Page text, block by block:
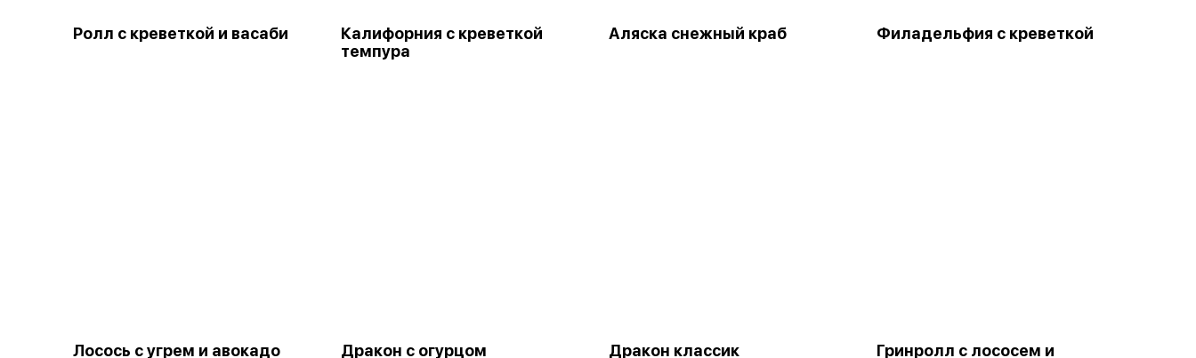
Ролл с креветкой и васаби
Калифорния с креветкой
темпура
Аляска снежный краб Филадельфия с креветкой
Лосось с угрем и авокадо Дракон с огурцом Дракон классик
Гринролл с лососем и